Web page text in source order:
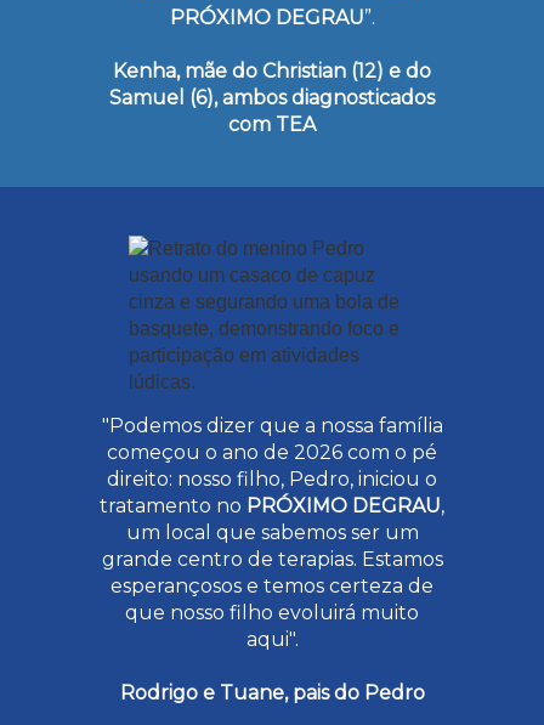
PRÓXIMO DEGRAU”.
Kenha, mãe do Christian (12) e do
Samuel (6), ambos diagnosticados
com TEA
"Podemos dizer que a nossa família
começou o ano de 2026 com o pé
direito: nosso filho, Pedro, iniciou o
tratamento no PRÓXIMO DEGRAU,
um local que sabemos ser um
grande centro de terapias. Estamos
esperançosos e temos certeza de
que nosso filho evoluirá muito
aqui".
Rodrigo e Tuane, pais do Pedro